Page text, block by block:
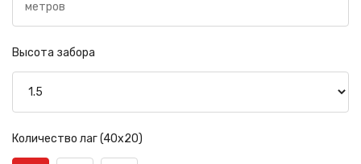
Высота забора
Количество лаг (40х20)